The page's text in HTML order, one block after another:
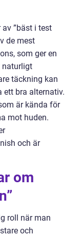
”bäst i test
de mest
som ger en
naturligt
täckning kan
ett bra alternativ.
är kända för
mot huden.
och är
om
roll när man
och